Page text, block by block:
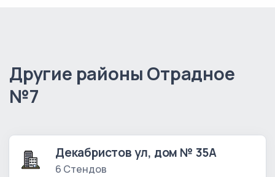
Другие районы Отрадное
№7
Декабристов ул, дом № 35А
6 Стендов